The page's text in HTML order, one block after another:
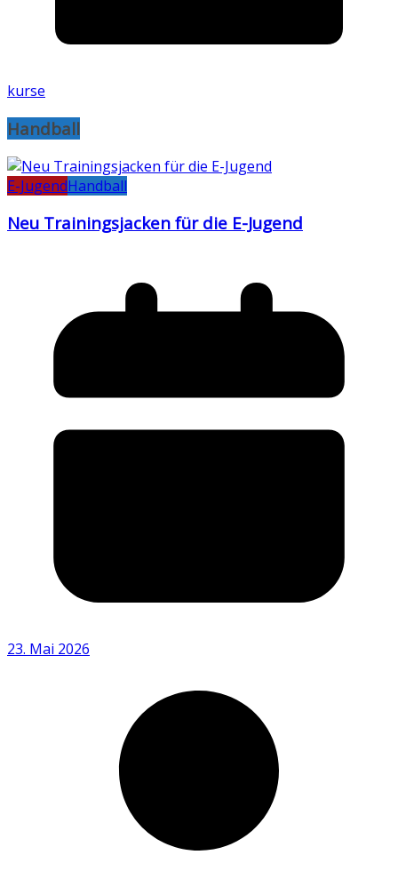
kurse
Handball
E-JugendHandball
Neu Trainingsjacken für die E-Jugend
23. Mai 2026